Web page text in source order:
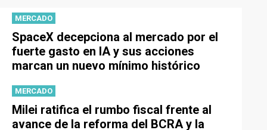
MERCADO
SpaceX decepciona al mercado por el
fuerte gasto en IA y sus acciones
marcan un nuevo mínimo histórico
MERCADO
Milei ratifica el rumbo fiscal frente al
avance de la reforma del BCRA y la